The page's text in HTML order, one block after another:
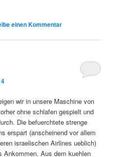
einen Kommentar
wir in unsere Maschine von
ohne schlafen gespielt und
Die befuerchtete strenge
erspart (anscheinend vor allem
israelischen Airlines ueblich)
Ankommen. Aus dem kuehlen